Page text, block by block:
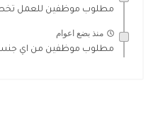
مطلوب موظفين للعمل
منذ بضع اعوام
مطلوب موظفين من اي